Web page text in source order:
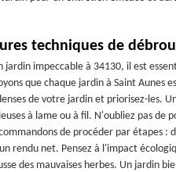
techniques de
jardin impeccable à 34130, il est
que chaque jardin à Saint
de votre jardin et priorisez-les.
à lame ou à fil. N'oubliez pas
de procéder par étapes :
rendu net. Pensez à l'impact
des mauvaises herbes. Un jardin